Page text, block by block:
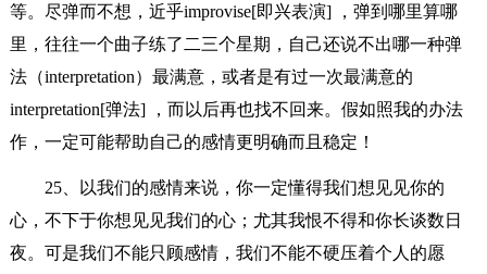
等。尽弹而不想，近乎improvise[即兴表演] ，弹到哪里算哪
里，往往一个曲子练了二三个星期，自己还说不出哪一种弹
法（interpretation）最满意，或者是有过一次最满意的
interpretation[弹法] ，而以后再也找不回来。假如照我的办法
作，一定可能帮助自己的感情更明确而且稳定！
25、以我们的感情来说，你一定懂得我们想见见你的
心，不下于你想见见我们的心；尤其我恨不得和你长谈数日
夜。可是我们不能只顾感情，我们不能不硬压着个人的愿